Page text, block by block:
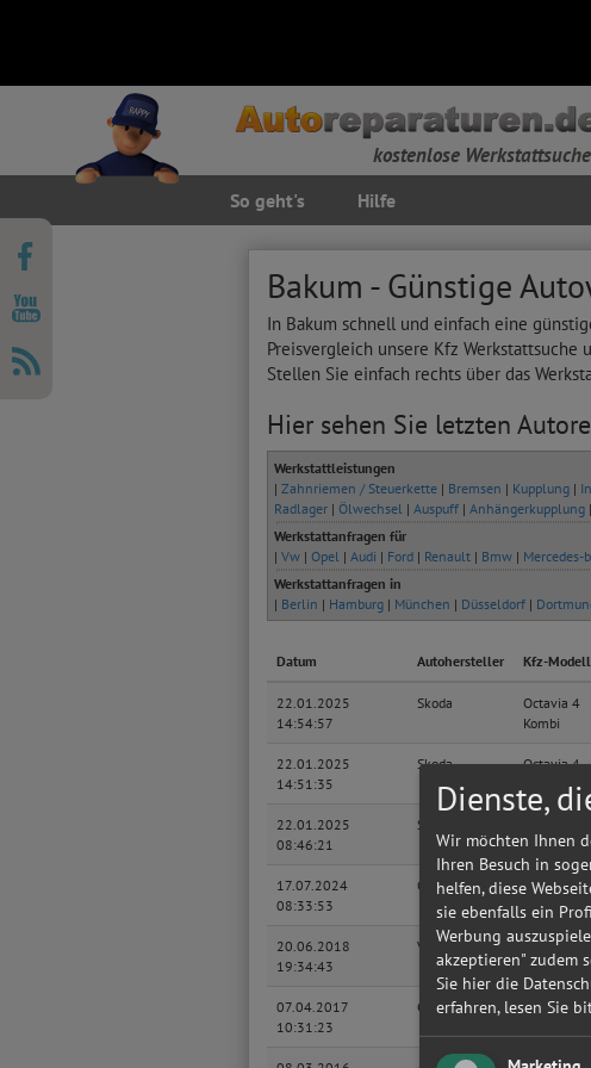
kostenlose Werkstattsuche
So geht's Hilfe
Bakum - Günstige
In Bakum schnell und einfach eine
Preisvergleich unsere Kfz Werkstattsuche
Stellen Sie einfach rechts über das
Hier sehen Sie letzten
Werkstattleistungen
| Zahnriemen / Steuerkette| Bremsen | Kupplung|
Radlager| Ölwechsel| Auspuff| Anhängerkupplung|
Werkstattanfragen für
| Vw| Opel| Audi | Ford| Renault| Bmw| Mercedes-
Werkstattanfragen in
| Berlin | Hamburg| München | Düsseldorf|
Datum Autohersteller Kfz-Modell
22.01.2025
14:54:57
Skoda
Octavia 4
Kombi
22.01.2025
14:51:35
Skoda
Octavia 4
22.01.2025
08:46:21
Skoda
Kombi
17.07.2024
08:33:53
Opel Corsa F
20.06.2018
19:34:43
Volkswagen Polo III Lim
07.04.2017
10:31:23
Citroen C1
Dienste,
Wir möchten Ihnen
Ihren Besuch in
helfen, diese
sie ebenfalls ein
Werbung
akzeptieren" zudem
Sie hier die
erfahren, lesen Sie